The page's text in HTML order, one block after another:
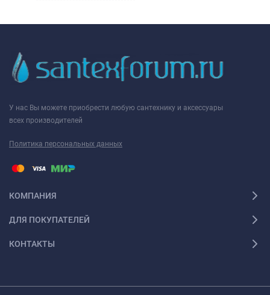
У нас Вы можете приобрести любую сантехнику и аксессуары
всех производителей
Политика персональных данных
КОМПАНИЯ
ДЛЯ ПОКУПАТЕЛЕЙ
КОНТАКТЫ